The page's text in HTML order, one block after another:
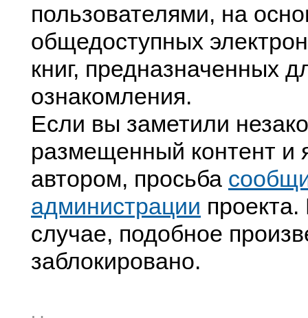
пользователями, на
общедоступных
книг, предназначенных
ознакомления.
Если вы заметили
размещенный контент и
автором, просьба
администрации
случае, подобное
заблокировано.